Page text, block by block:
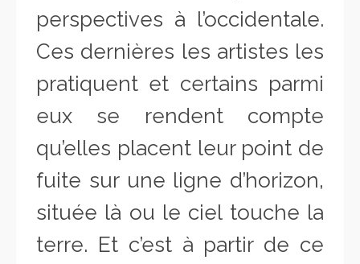
perspectives à l’occidentale.
Ces dernières les artistes les
pratiquent et certains parmi
eux se rendent compte
qu’elles placent leur point de
fuite sur une ligne d’horizon,
située là ou le ciel touche la
terre. Et c’est à partir de ce